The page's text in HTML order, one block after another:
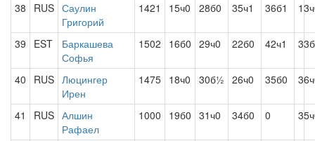
38 RUS Саулин
Григорий
1421 15ч0 28б0 35ч1 36б1
39 EST
Баркашева
Софья
1502 16б0 29ч0 22б0 42ч1
40 RUS Люцингер
Ирен
1475 18ч0 30б½ 26ч0 35б0
41 RUS Алшин
Рафаел
1000 19б0 31ч0 34б0 0